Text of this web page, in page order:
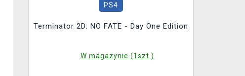
PS4
Terminator 2D: NO FATE - Day One Edition
W magazynie (1szt.)